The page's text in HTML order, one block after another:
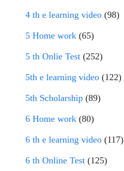
4 th e learning video (98)
5 Home work (65)
5 th Onlie Test (252)
5th e learning video (122)
5th Scholarship (89)
6 Home work (80)
6 th e learning video (117)
6 th Online Test (125)